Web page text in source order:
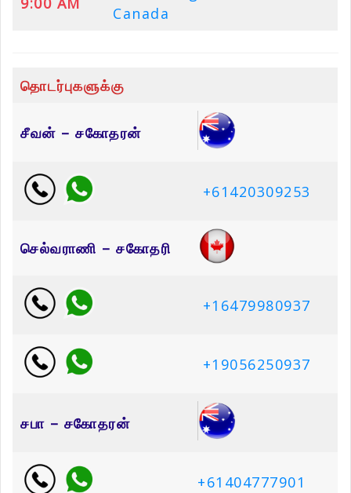
Canada
தொடர்புகளுக்கு
சீவன் – சகோதரன்
+61420309253
செல்வராணி – சகோதரி
+16479980937
+19056250937
சபா – சகோதரன்
+61404777901